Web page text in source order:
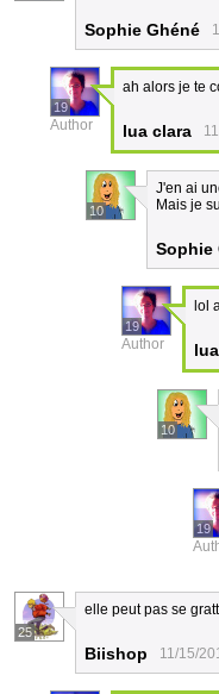
Sophie Ghéné
19
Author
ah alors je te
lua clara
10
J'en ai
Mais je
Sophie
19
Author
lol
10
19
25
elle peut pas se
Biishop 11/15/